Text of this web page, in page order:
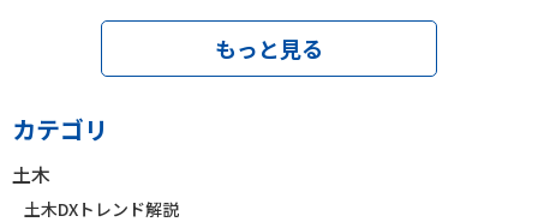
もっと見る
カテゴリ
土木
土木DXトレンド解説